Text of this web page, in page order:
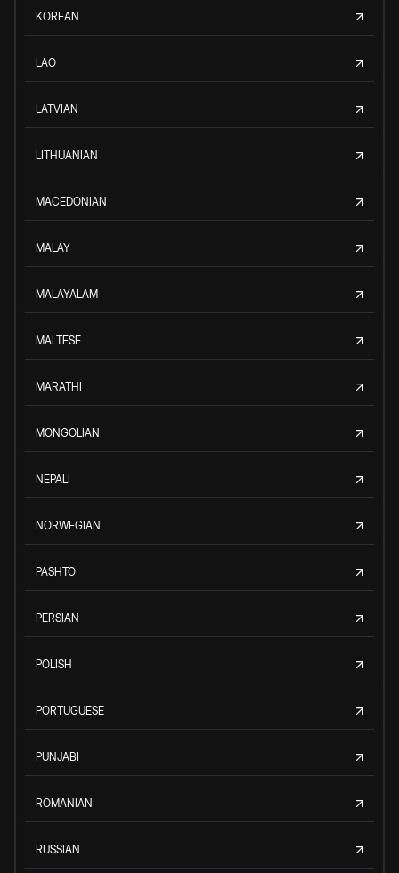
KOREAN
LAO
LATVIAN
LITHUANIAN
MACEDONIAN
MALAY
MALAYALAM
MALTESE
MARATHI
MONGOLIAN
NEPALI
NORWEGIAN
PASHTO
PERSIAN
POLISH
PORTUGUESE
PUNJABI
ROMANIAN
RUSSIAN